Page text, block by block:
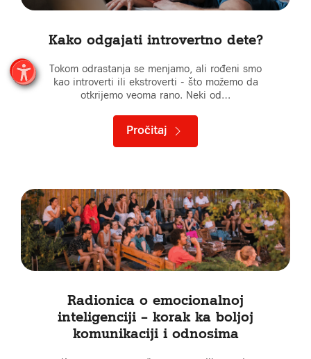
Kako odgajati introvertno dete?
Tokom odrastanja se menjamo, ali rođeni smo
kao introverti ili ekstroverti - što možemo da
otkrijemo veoma rano. Neki od…
Pročitaj
Radionica o emocionalnoj
inteligenciji – korak ka boljoj
komunikaciji i odnosima